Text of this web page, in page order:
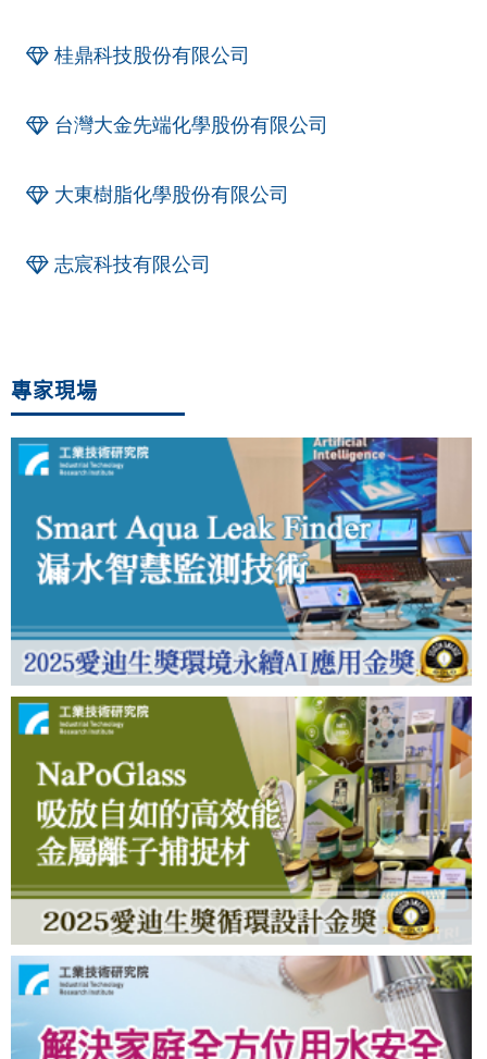
桂鼎科技股份有限公司
台灣大金先端化學股份有限公司
大東樹脂化學股份有限公司
志宸科技有限公司
專家現場